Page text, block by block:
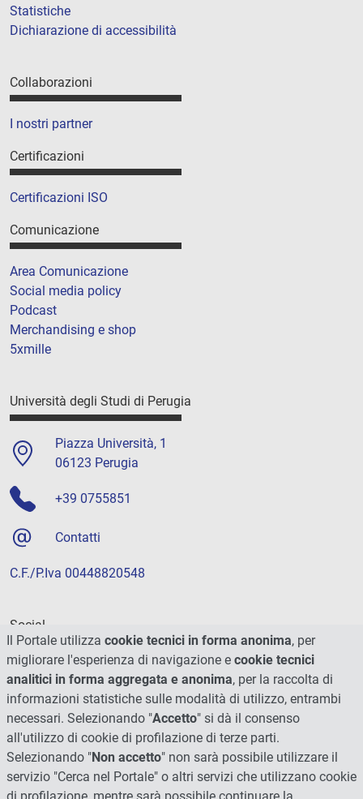
Statistiche
Dichiarazione di accessibilità
Collaborazioni
I nostri partner
Certificazioni
Certificazioni ISO
Comunicazione
Area Comunicazione
Social media policy
Podcast
Merchandising e shop
5xmille
Università degli Studi di Perugia
Piazza Università, 1
06123 Perugia
+39 0755851
Contatti
C.F./P.Iva 00448820548
Social
Il Portale utilizza cookie tecnici in forma anonima, per
migliorare l'esperienza di navigazione e cookie tecnici
analitici in forma aggregata e anonima, per la raccolta di
informazioni statistiche sulle modalità di utilizzo, entrambi
necessari. Selezionando "Accetto" si dà il consenso
all'utilizzo di cookie di profilazione di terze parti.
Selezionando "Non accetto" non sarà possibile utilizzare il
servizio "Cerca nel Portale" o altri servizi che utilizzano cookie